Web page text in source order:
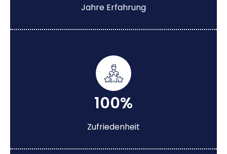
Jahre Erfahrung
100%
Zufriedenheit